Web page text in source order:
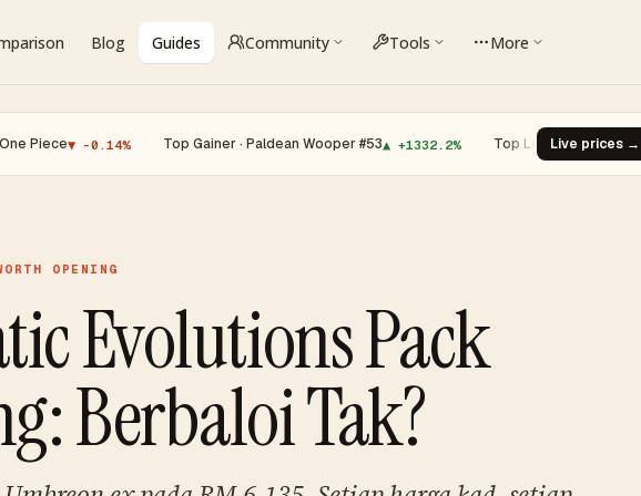
Blog Guides Community Tools More
▼ -0.14% Top Gainer · Paldean Wooper #53▲ +1332.2% · Top Loser · Glaceon #41▼ -93.0%
Live prices →
OPENING
Evolutions Pack
Berbaloi Tak?